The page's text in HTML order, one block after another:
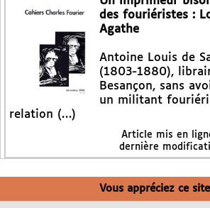
des fouriéristes :
Agathe
Antoine Louis de
(1803-1880),
Besançon, sans
un militant
relation (…)
Article mis en
dernière
Vous appréciez ce